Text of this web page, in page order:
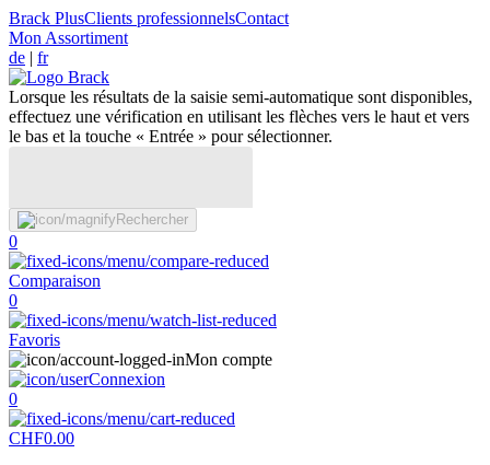
Brack PlusClients professionnelsContact
Mon Assortiment
de | fr
Lorsque les résultats de la saisie semi-automatique sont disponibles,
effectuez une vérification en utilisant les flèches vers le haut et vers
le bas et la touche « Entrée » pour sélectionner.
Rechercher
0
Comparaison
0
Favoris
Mon compte
Connexion
0
CHF0.00